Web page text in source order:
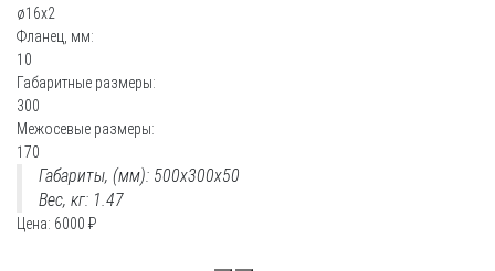
ø16х2
Фланец, мм:
10
Габаритные размеры:
300
Межосевые размеры:
170
Габариты, (мм): 500x300x50
Вес, кг: 1.47
Цена: 6000 ₽